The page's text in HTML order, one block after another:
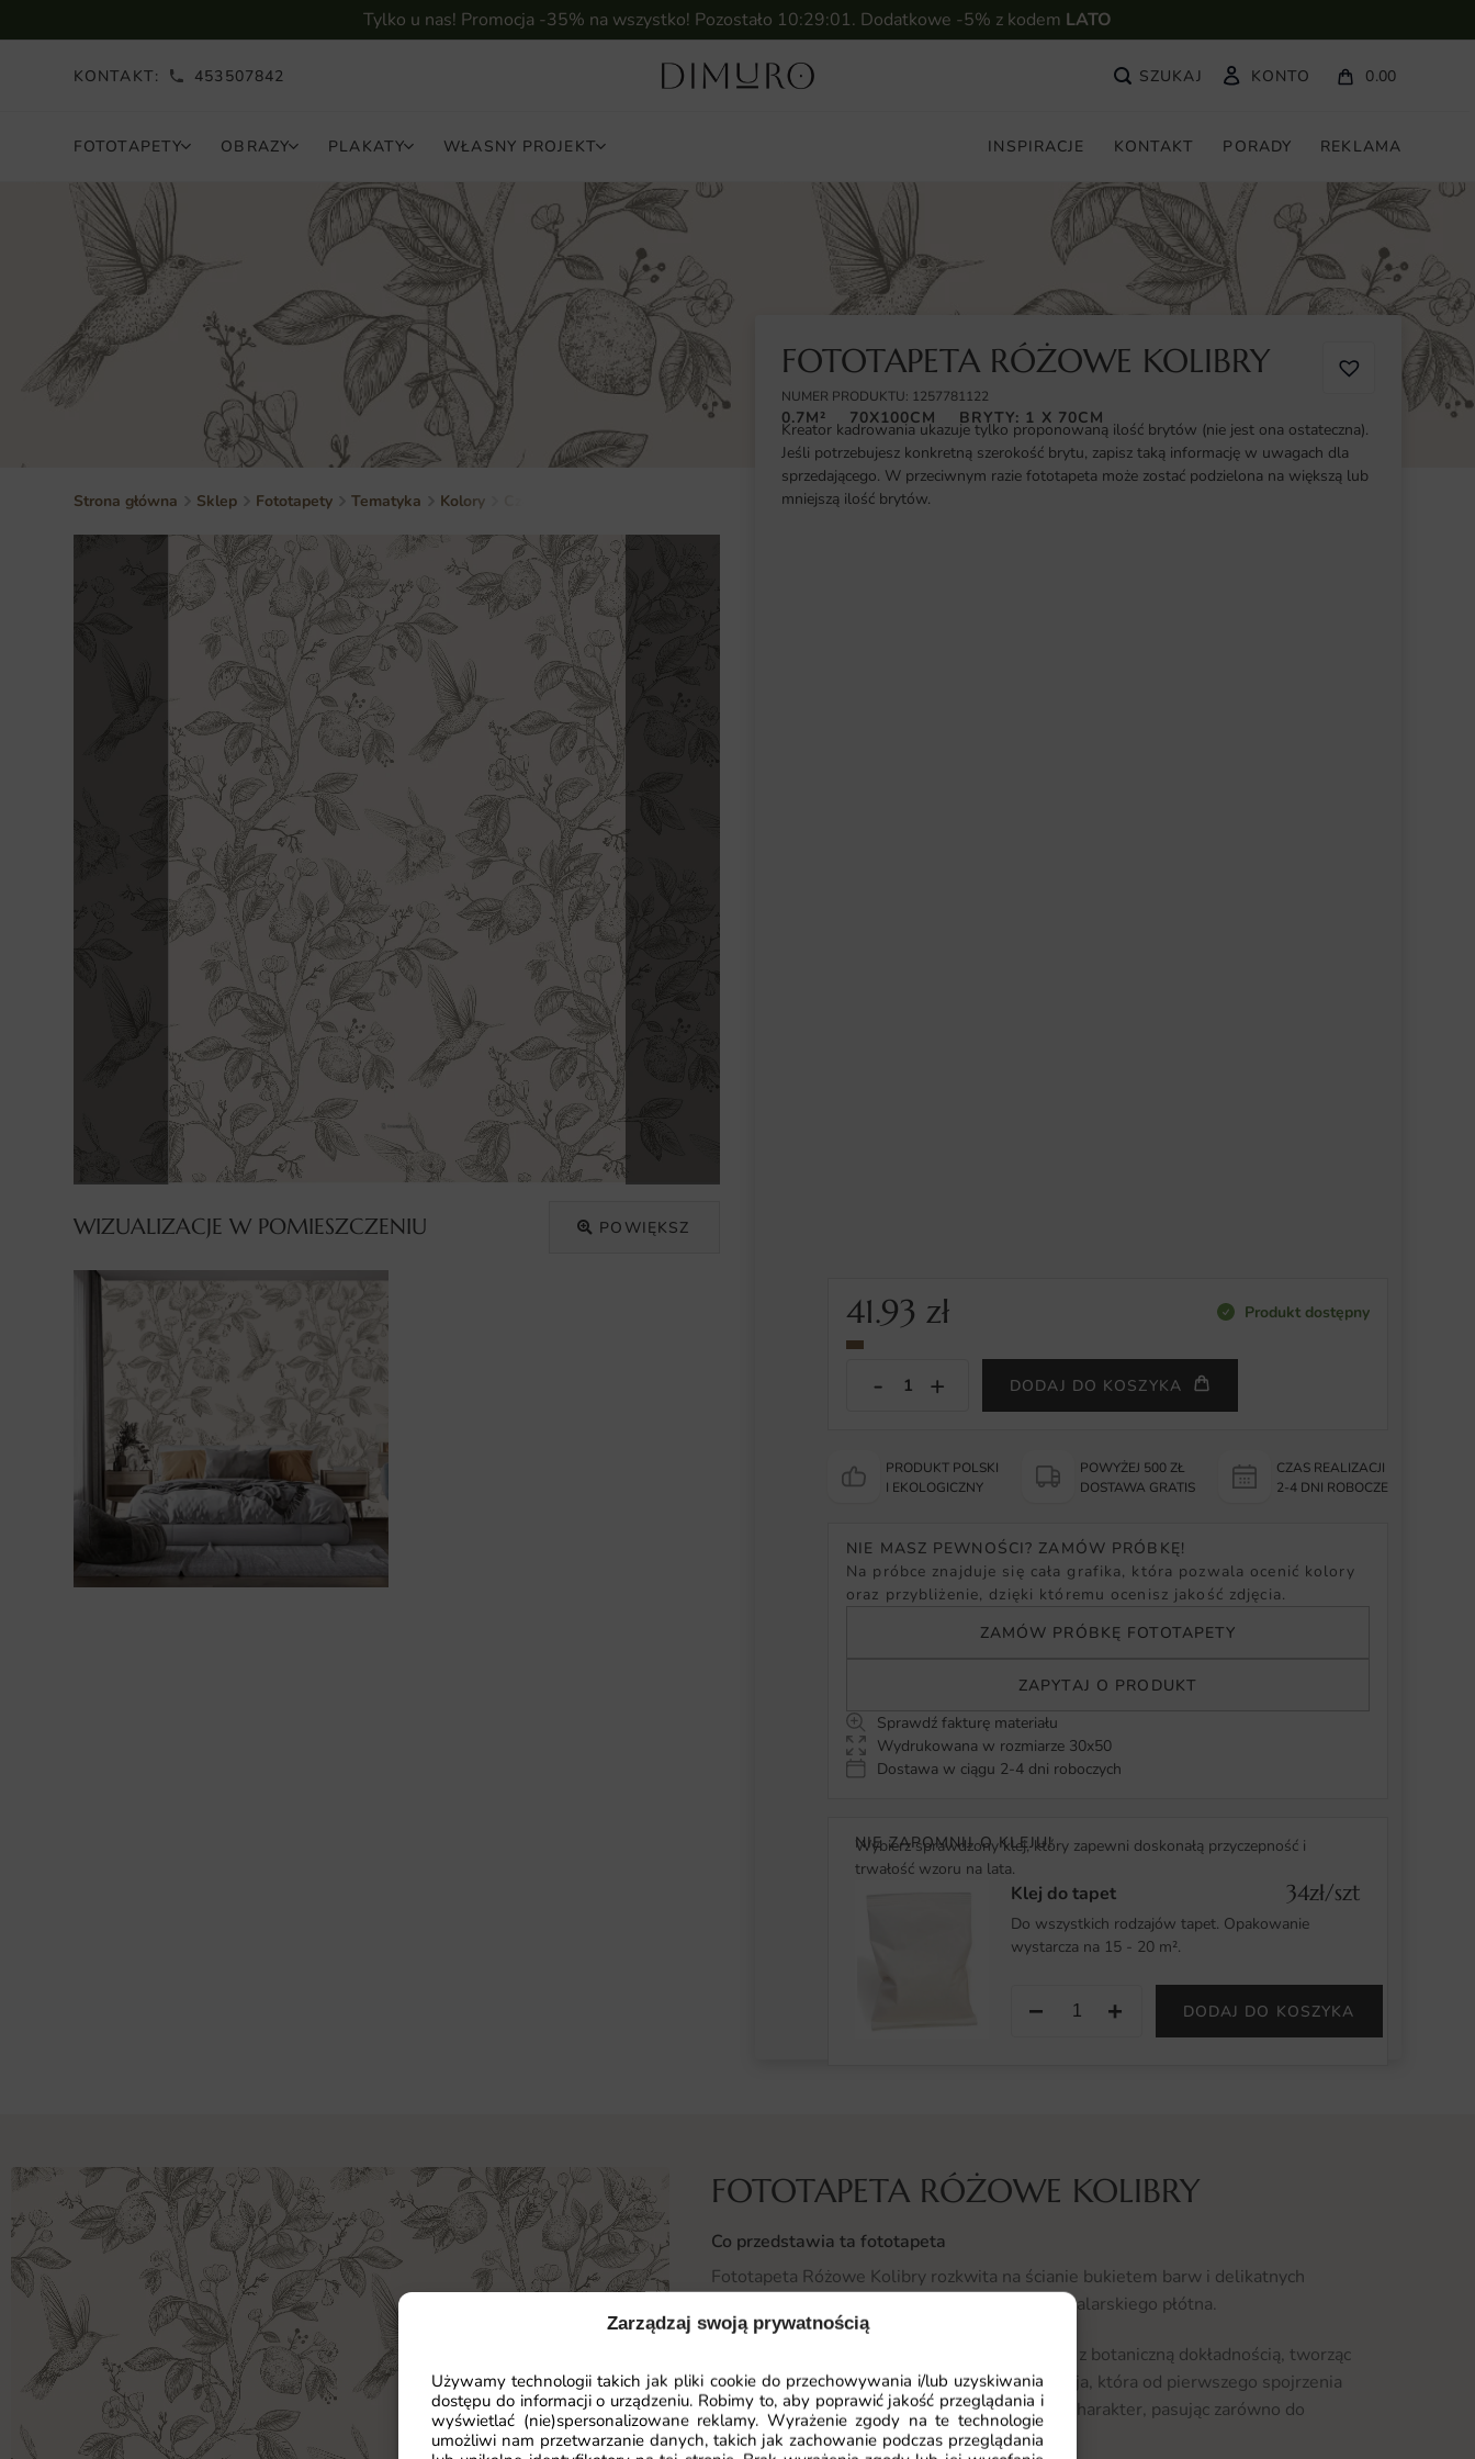
Zarządzaj swoją prywatnością
Używamy technologii takich jak pliki cookie do przechowywania i/lub uzyskiwania
dostępu do informacji o urządzeniu. Robimy to, aby poprawić jakość przeglądania i
wyświetlać (nie)spersonalizowane reklamy. Wyrażenie zgody na te technologie
umożliwi nam przetwarzanie danych, takich jak zachowanie podczas przeglądania
Tylko u nas! Promocja -35% na wszystko! Pozostało 10:29:00. Dodatkowe -5% z kodem LATO
KONTAKT: 453507842 KONTO 0.00
FOTOTAPETY OBRAZY PLAKATY WŁASNY PROJEKT INSPIRACJE KONTAKT PORADY REKLAMA
Strona główna Sklep Fototapety Tematyka Kolory
WIZUALIZACJE W POMIESZCZENIU POWIĘKSZ
FOTOTAPETA RÓŻOWE KOLIBRY
NUMER PRODUKTU: 1257781122
0.7M² 70X100CM BRYTY: 1 X 70CM
Kreator kadrowania ukazuje tylko proponowaną ilość brytów (nie jest ona ostateczna).
Jeśli potrzebujesz konkretną szerokość brytu, zapisz taką informację w uwagach dla
sprzedającego. W przeciwnym razie fototapeta może zostać podzielona na większą lub
mniejszą ilość brytów.
41.93zł Produkt dostępny
DODAJ DO KOSZYKA
PRODUKT POLSKI
I EKOLOGICZNY
POWYŻEJ 500 ZŁ
DOSTAWA GRATIS
CZAS REALIZACJI
2-4 DNI ROBOCZE
NIE MASZ PEWNOŚCI? ZAMÓW PRÓBKĘ!
Na próbce znajduje się cała grafika, która pozwala ocenić kolory
oraz przybliżenie, dzięki któremu ocenisz jakość zdjęcia.
ZAMÓW PRÓBKĘ FOTOTAPETY
ZAPYTAJ O PRODUKT
Sprawdź fakturę materiału
Wydrukowana w rozmiarze 30x50
Dostawa w ciągu 2-4 dni roboczych
NIE ZAPOMNIJ O KLEJU!
Wybierz sprawdzony klej, który zapewni doskonałą przyczepność i
trwałość wzoru na lata.
Klej do tapet 34zł/szt
Do wszystkich rodzajów tapet. Opakowanie
wystarcza na 15 - 20 m².
− + DODAJ DO KOSZYKA
FOTOTAPETA RÓŻOWE KOLIBRY
Co przedstawia ta fototapeta
Fototapeta Różowe Kolibry rozkwita na ścianie bukietem barw i delikatnych
płatków, które tworzą scenerię wyciętą jak z malarskiego płótna.
Płatki, słupki i delikatne łodygi zostały oddane z botaniczną dokładnością, tworząc
niemal trójwymiarowe wrażenie. To kompozycja, która od pierwszego spojrzenia
zwraca uwagę i nadaje wnętrzu indywidualny charakter, pasując zarówno do
nowoczesnych, jak i klasycznych aranżacji.